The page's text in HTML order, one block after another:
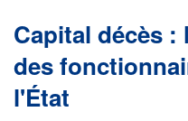
Capital décès
des
l'État